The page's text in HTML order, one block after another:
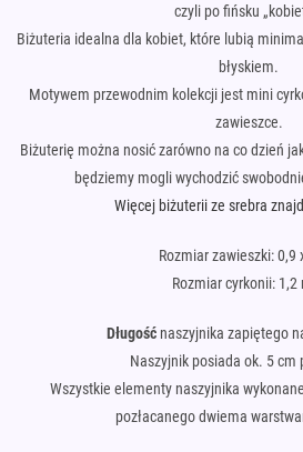
czyli po fińsku
Biżuteria idealna dla kobiet, które lubią
błyskiem.
Motywem przewodnim kolekcji jest mini
zawieszce.
Biżuterię można nosić zarówno na co dzień
będziemy mogli wychodzić
Więcej biżuterii ze srebra
Rozmiar zawieszki: 0,9
Rozmiar cyrkonii: 1,2
Długośćnaszyjnika zapiętego
Naszyjnik posiada ok. 5 cm
Wszystkie elementy naszyjnika
pozłacanego dwiema